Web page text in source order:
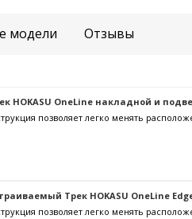
модели Отзывы
HOKASU OneLine накладной и
позволяет легко менять
Трек HOKASU OneLine
позволяет легко менять